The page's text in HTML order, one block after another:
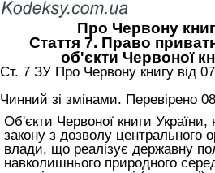
Про Червону
Стаття 7. Право
об'єкти Червоної
Ст. 7 ЗУ Про Червону книгу вiд
Чинний зі змінами. Перевірено
Об'єкти Червоної книги України,
закону з дозволу центрального
влади, що реалізує державну
навколишнього природного